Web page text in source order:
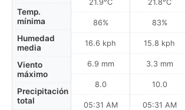
Temp.
mínima
Humedad
media
Viento
máximo
Precipitación
total
21.9°C
86%
16.6 kph
6.9 mm
8.0
05:31 AM
21.8°C
83%
15.8 kph
3.3 mm
10.0
05:31 AM